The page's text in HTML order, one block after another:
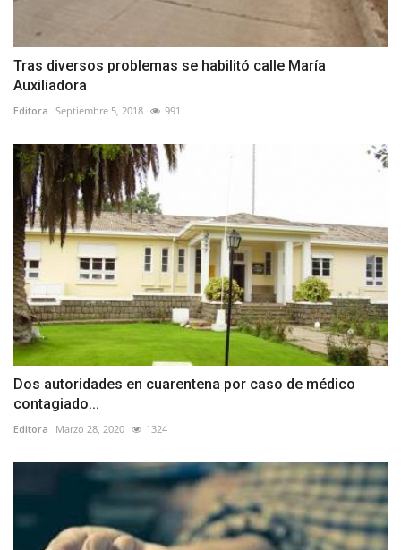
Tras diversos problemas se habilitó calle María
Auxiliadora
Editora Septiembre 5, 2018 991
Dos autoridades en cuarentena por caso de médico
contagiado...
Editora Marzo 28, 2020 1324